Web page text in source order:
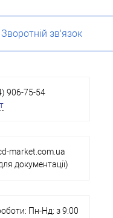
Зворотній зв'язок
906-75-54
market.com.ua
документації)
Пн-Нд: з 9:00